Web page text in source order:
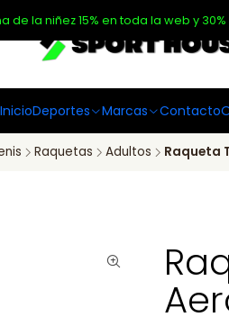
InicioDeportes Marcas Contacto
de la niñez 15% en toda la web y
Raquetas Adultos Raqueta